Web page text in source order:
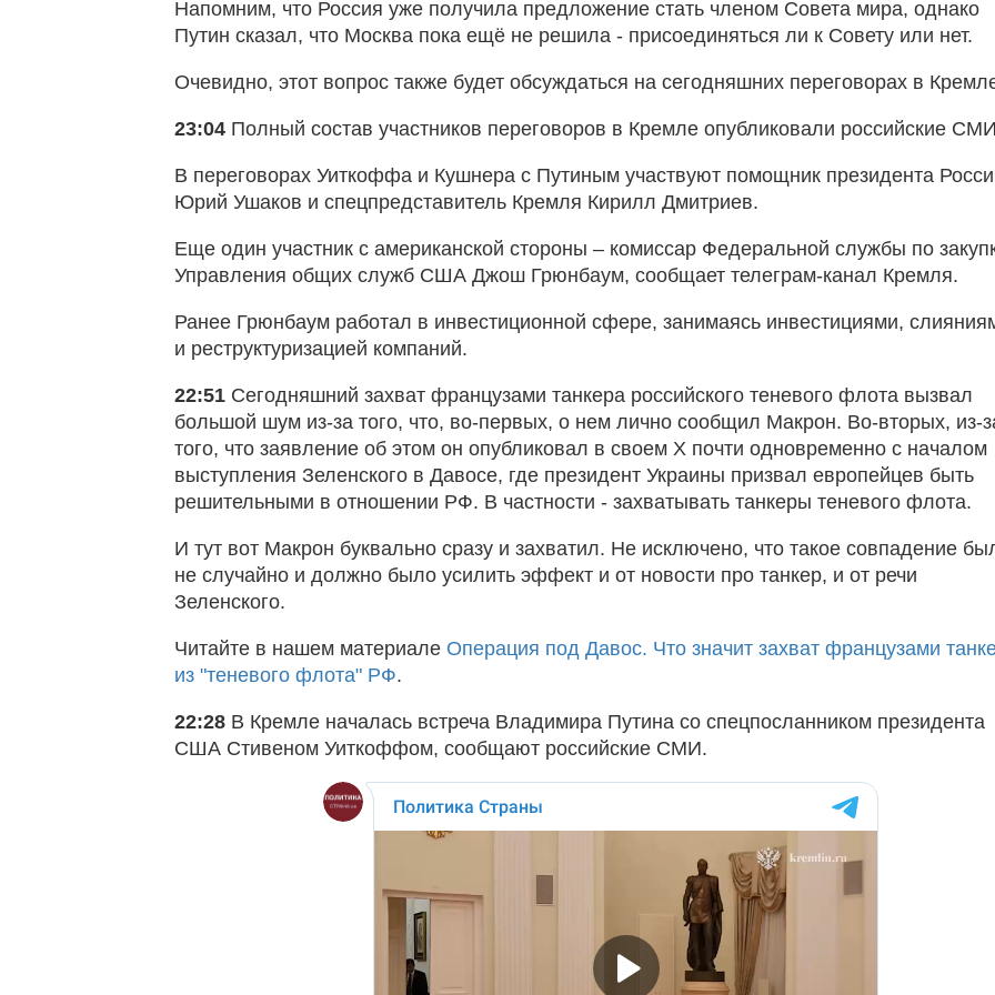
Напомним, что Россия уже получила предложение стать членом Совета мира, однако
Путин сказал, что Москва пока ещё не решила - присоединяться ли к Совету или нет.
Очевидно, этот вопрос также будет обсуждаться на сегодняшних переговорах в
23:04 Полный состав участников переговоров в Кремле опубликовали российские
В переговорах Уиткоффа и Кушнера с Путиным участвуют помощник президента
Юрий Ушаков и спецпредставитель Кремля Кирилл Дмитриев.
Еще один участник с американской стороны – комиссар Федеральной службы по
Управления общих служб США Джош Грюнбаум, сообщает телеграм-канал Кремля.
Ранее Грюнбаум работал в инвестиционной сфере, занимаясь инвестициями,
и реструктуризацией компаний.
22:51 Сегодняшний захват французами танкера российского теневого флота вызвал
большой шум из-за того, что, во-первых, о нем лично сообщил Макрон. Во-вторых, из-
того, что заявление об этом он опубликовал в своем Х почти одновременно с началом
выступления Зеленского в Давосе, где президент Украины призвал европейцев быть
решительными в отношении РФ. В частности - захватывать танкеры теневого флота.
И тут вот Макрон буквально сразу и захватил. Не исключено, что такое совпадение
не случайно и должно было усилить эффект и от новости про танкер, и от речи
Зеленского.
Читайте в нашем материале Операция под Давос. Что значит захват французами
из "теневого флота" РФ.
22:28 В Кремле началась встреча Владимира Путина со спецпосланником президента
США Стивеном Уиткоффом, сообщают российские СМИ.